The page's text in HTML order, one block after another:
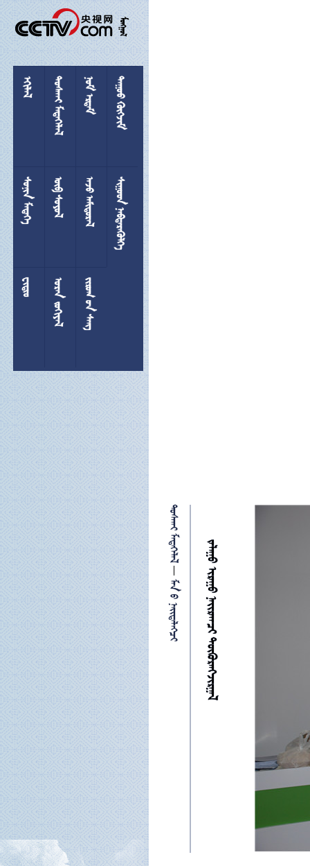

 

 
 
 
 
 
  
 
 
 

      